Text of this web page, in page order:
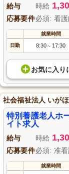
給与 時給
応募要件必須: 看護
就業時間
日勤 8:30～ 17:30
お気に入り
社会福祉法人 いが
特別養護老人ホ
イト求人
給与 時給
応募要件必須: 准
就業時間